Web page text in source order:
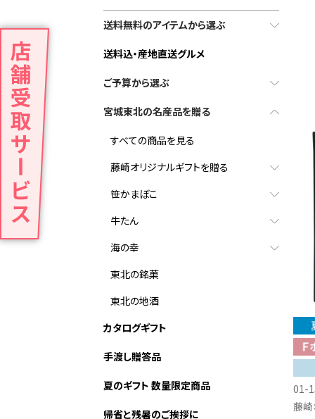
01-
藤
送料無料のアイテムから選ぶ
送料込・産地直送グルメ
ご予算から選ぶ
宮城東北の名産品を贈る
すべての商品を見る
藤崎オリジナルギフトを贈る
笹かまぼこ
牛たん
海の幸
東北の銘菓
東北の地酒
カタログギフト
手渡し贈答品
夏のギフト 数量限定商品
帰省と残暑のご挨拶に